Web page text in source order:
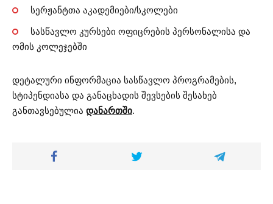
სერჟანტთა აკადემიები/სკოლები
სასწავლო კურსები ოფიცრების პერსონალისა და
ომის კოლეჯებში
დეტალური ინფორმაცია სასწავლო პროგრამების,
სტიპენდიასა და განაცხადის შევსების შესახებ
განთავსებულია დანართში.